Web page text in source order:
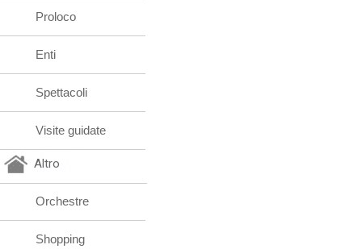
Proloco
Enti
Spettacoli
Visite guidate
Altro
Orchestre
Shopping